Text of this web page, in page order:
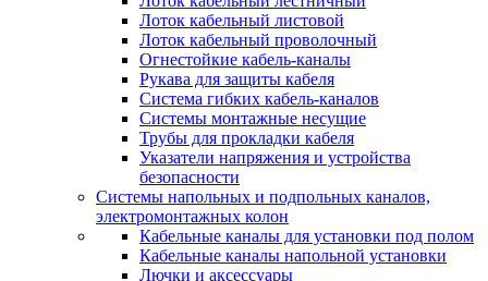
Лоток кабельный листовой
Лоток кабельный проволочный
Огнестойкие кабель-каналы
Рукава для защиты кабеля
Система гибких кабель-каналов
Системы монтажные несущие
Трубы для прокладки кабеля
Указатели напряжения и устройства
безопасности
Системы напольных и подпольных каналов,
электромонтажных колон
Кабельные каналы для установки под полом
Кабельные каналы напольной установки
Лючки и аксессуары